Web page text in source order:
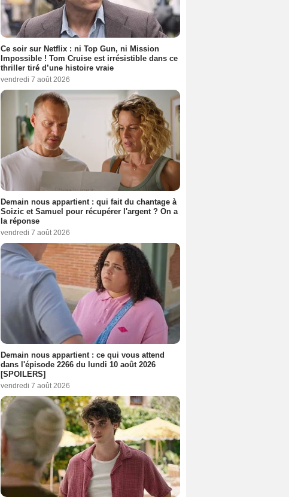
Ce soir sur Netflix : ni Top Gun, ni Mission
Impossible ! Tom Cruise est irrésistible dans ce
thriller tiré d’une histoire vraie
vendredi 7 août 2026
Demain nous appartient : qui fait du chantage à
Soizic et Samuel pour récupérer l'argent ? On a
la réponse
vendredi 7 août 2026
Demain nous appartient : ce qui vous attend
dans l'épisode 2266 du lundi 10 août 2026
[SPOILERS]
vendredi 7 août 2026